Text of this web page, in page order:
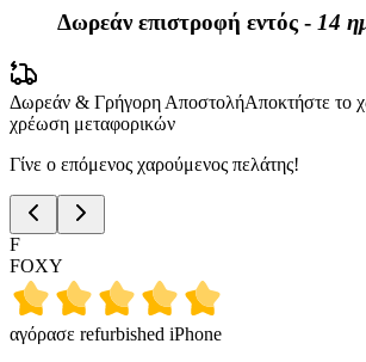
Δωρεάν επιστροφή εντός - 14
Δωρεάν & Γρήγορη ΑποστολήΑποκτήστε το
χρέωση μεταφορικών
Γίνε ο επόμενος χαρούμενος πελάτης!
F
FOXY
αγόρασε refurbished iPhone